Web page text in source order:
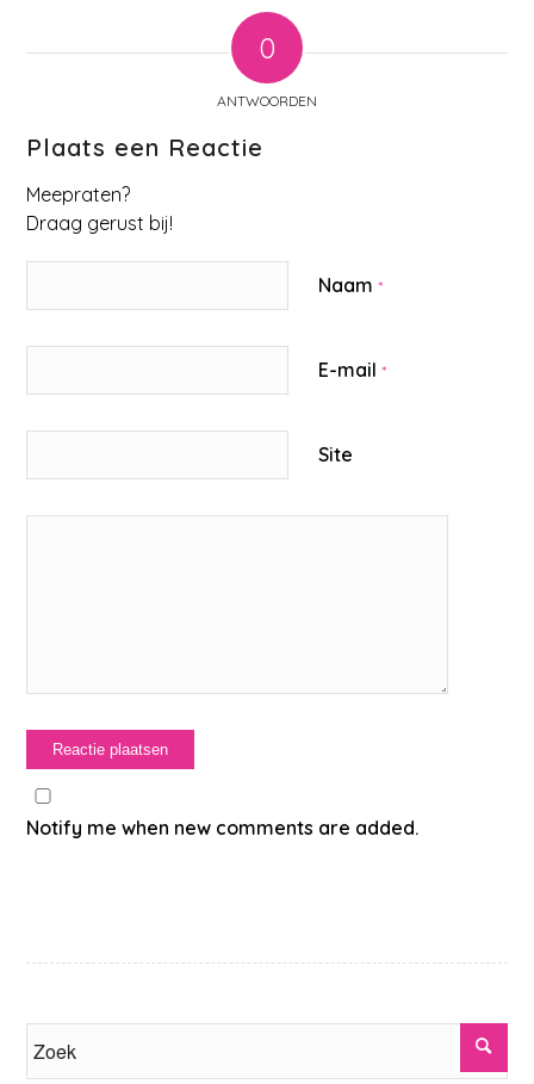
0
ANTWOORDEN
Plaats een Reactie
Meepraten?
Draag gerust bij!
Naam*
E-mail*
Site
Notify me when new comments are added.